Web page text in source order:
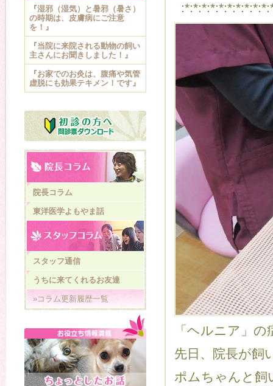
「ヘルニア」
先日、院長が飼
ポムちゃんと飼
『湿邪（湿気）と暑邪（暑さ）
の時期は、皮膚病にご注意
を！』
『当院に来院される動物の飼い
主さんにお聞きしました！』
『お家でのお灸は、腹痛や気管
虚脱にも効果テキメン！です』
院長コラム
東洋医学よもやま話
スタッフ通信
うちに来てくれるお友達
»コラム更新履歴一覧